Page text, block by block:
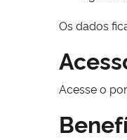
Os dados
Acesse o